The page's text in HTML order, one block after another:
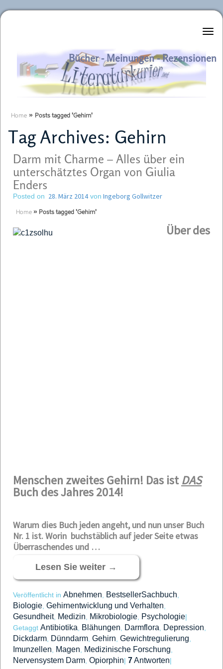
Literaturkurier.net
Bücher - Meinungen - Rezensionen
Home » Posts tagged 'Gehirn'
Tag Archives: Gehirn
Darm mit Charme – Alles über ein
unterschätztes Organ von Giulia
Enders
Posted on 28. März 2014von Ingeborg Gollwitzer
Home » Posts tagged 'Gehirn'
Über des
Menschen zweites Gehirn! Das istDAS
Buch des Jahres 2014!
Warum dies Buch jeden angeht, und nun unser Buch
Nr. 1 ist. Worin buchstäblich auf jeder Seite etwas
Überraschendes und …
Lesen Sie weiter →
Veröffentlicht in Abnehmen BestsellerSachbuch
Biologie Gehirnentwicklung und Verhalten
Gesundheit, Medizin Mikrobiologie Psychologie|
Getaggt Antibiotika Blähungen Darmflora Depression
Dickdarm Dünndarm Gehirn Gewichtregulierung
Imunzellen Magen Medizinische Forschung
Nervensystem Darm Opiorphin| 7Antworten|